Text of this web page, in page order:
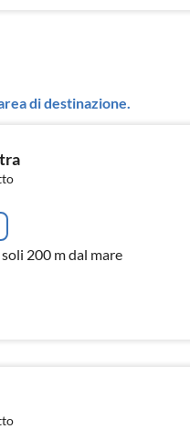
di destinazione.
200 m dal mare